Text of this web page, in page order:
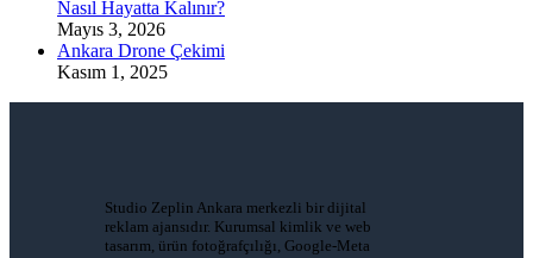
Nasıl Hayatta Kalınır?
Mayıs 3, 2026
Ankara Drone Çekimi
Kasım 1, 2025
Studio Zeplin Ankara merkezli bir dijital
reklam ajansıdır. Kurumsal kimlik ve web
tasarım, ürün fotoğrafçılığı, Google-Meta